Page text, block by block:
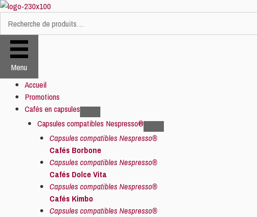
Aller
contenu
Recherche
pour :
Menu
Accueil
Promotions
Cafés en capsules
Capsules compatibles Nespresso®
Capsules compatibles Nespresso®
Cafés Borbone
Capsules compatibles Nespresso®
Cafés Dolce Vita
Capsules compatibles Nespresso®
Cafés Kimbo
Capsules compatibles Nespresso®